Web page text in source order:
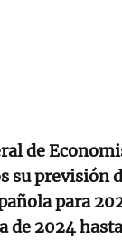
de
su previsión
para
de 2024